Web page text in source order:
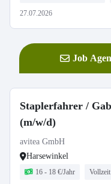
27.07.2026
Job
Staplerfahrer /
(m/w/d)
avitea GmbH
Harsewinkel
16 - 18 €/Jahr Vollzeit